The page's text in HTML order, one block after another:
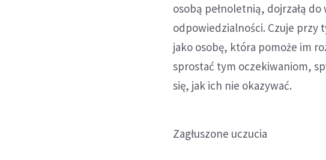
osobą pełnoletnią, dojrzałą
odpowiedzialności. Czuje przy
jako osobę, która pomoże im
sprostać tym oczekiwaniom,
się, jak ich nie okazywać.
Zagłuszone uczucia